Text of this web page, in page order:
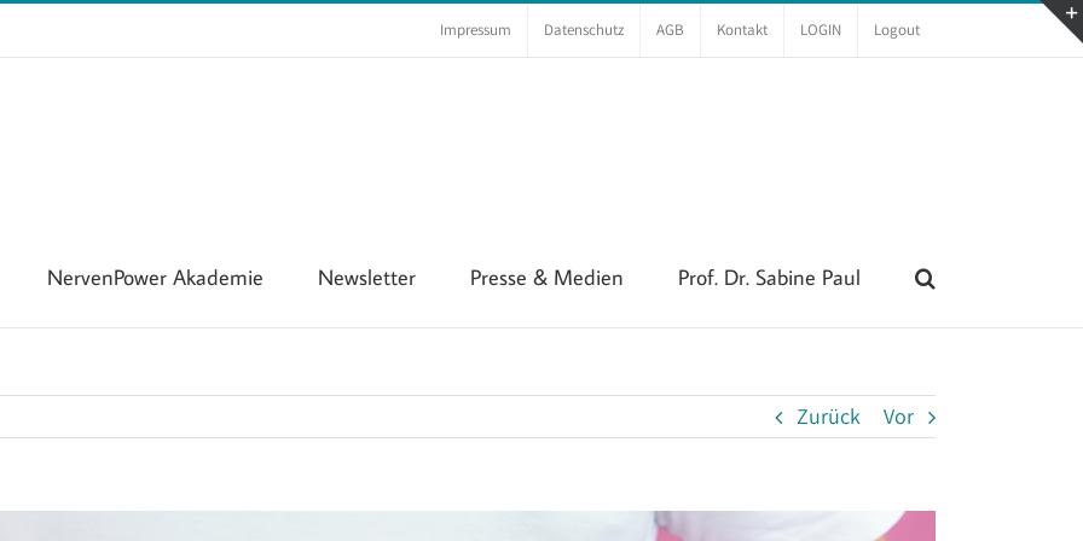
Impressum Datenschutz AGB Kontakt LOGIN Logout
NervenPower Akademie Newsletter Presse & Medien Prof. Dr. Sabine Paul
Zurück Vor